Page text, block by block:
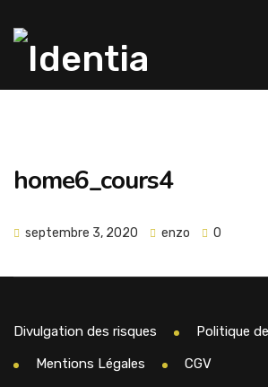
home6_cours4
septembre 3, 2020 enzo 0
Divulgation des risques
Politique
Mentions Légales
CGV